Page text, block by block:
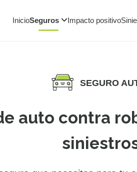
InicioSeguros Impacto positivo
SEGURO
auto contra